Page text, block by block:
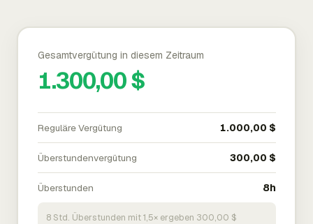
Gesamtvergütung in diesem Zeitraum
1.300,00 $
Reguläre Vergütung 1.000,00 $
Überstundenvergütung 300,00 $
Überstunden 8h
8 Std. Überstunden mit 1,5× ergeben 300,00 $